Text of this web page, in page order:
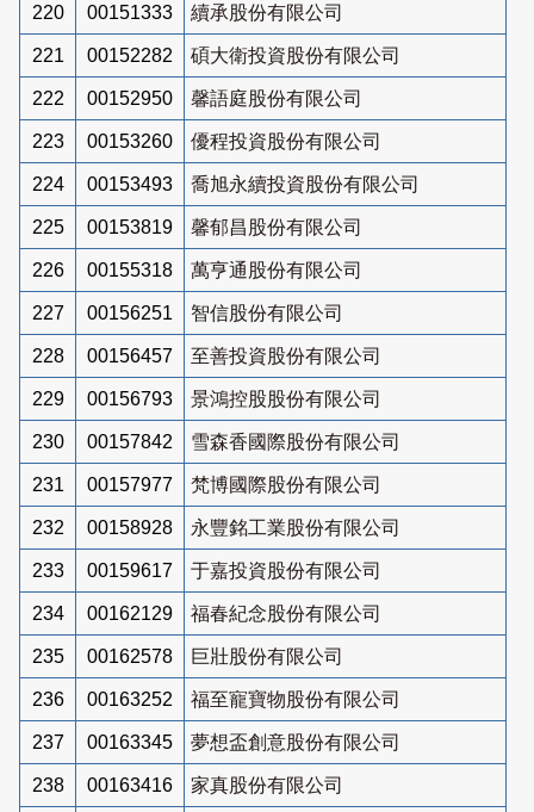
220 00151333 續承股份有限公司
221 00152282 碩大衛投資股份有限公司
222 00152950 馨語庭股份有限公司
223 00153260 優程投資股份有限公司
224 00153493 喬旭永續投資股份有限公司
225 00153819 馨郁昌股份有限公司
226 00155318 萬亨通股份有限公司
227 00156251 智信股份有限公司
228 00156457 至善投資股份有限公司
229 00156793 景鴻控股股份有限公司
230 00157842 雪森香國際股份有限公司
231 00157977 梵博國際股份有限公司
232 00158928 永豐銘工業股份有限公司
233 00159617 于嘉投資股份有限公司
234 00162129 福春紀念股份有限公司
235 00162578 巨壯股份有限公司
236 00163252 福至寵寶物股份有限公司
237 00163345 夢想盃創意股份有限公司
238 00163416 家真股份有限公司